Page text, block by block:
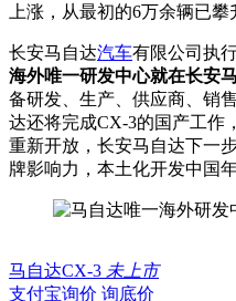
上涨，从最初的6万余辆已攀
长安马自达汽车有限公司执
海外唯一研发中心就在长安
备研发、生产、供应商、销
达还将完成CX-3的国产工作
重新开放，长安马自达下一
牌影响力，本土化开发中国年
马自达CX-3 未上市
支付宝询价 询底价